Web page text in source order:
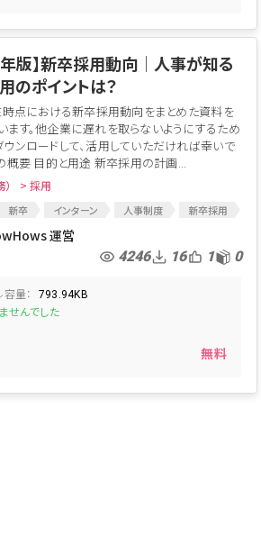
年版】新卒採用動向│人事が知る
のポイントは？
点における新卒採用動向をまとめた資料を
ます。他企業に遅れを取らないようにするため
ウンロードして、活用していただければ幸いで
概要 目的と用途 新卒採用の計画...
> 採用
新卒 インターン 人事制度
新卒採用
内定通知 内定通知書
運営
4246 16 1 0
量： 793.94KB
せんでした
無料